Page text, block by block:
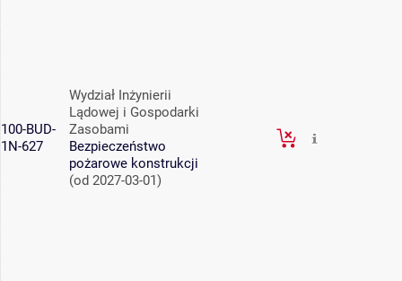
100-BUD-
1N-627
Wydział Inżynierii
Lądowej i Gospodarki
Zasobami
Bezpieczeństwo
pożarowe konstrukcji
(od 2027-03-01)